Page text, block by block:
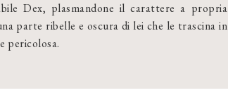
Dex, plasmandone il carattere a propria
parte ribelle e oscura di lei che le trascina in
pericolosa.